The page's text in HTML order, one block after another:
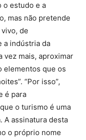
o estudo e a
mas não pretende
de
a indústria da
vez mais, aproximar
elementos que os
“Por isso”,
é para
o turismo é uma
A assinatura desta
o próprio nome